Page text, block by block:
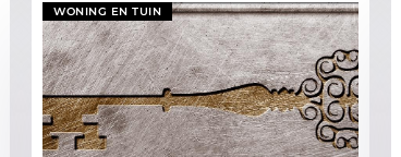
WONING EN TUIN